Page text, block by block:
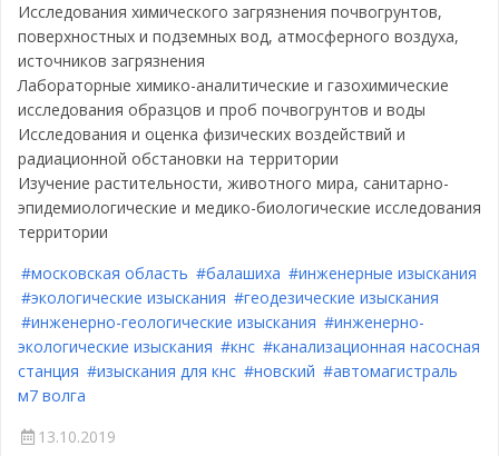
Исследования химического загрязнения почвогрунтов,
поверхностных и подземных вод, атмосферного воздуха,
источников загрязнения
Лабораторные химико-аналитические и газохимические
исследования образцов и проб почвогрунтов и воды
Исследования и оценка физических воздействий и
радиационной обстановки на территории
Изучение растительности, животного мира, санитарно-
эпидемиологические и медико-биологические исследования
территории
#московская область #балашиха #инженерные изыскания
#экологические изыскания #геодезические изыскания
#инженерно-геологические изыскания #инженерно-
экологические изыскания #кнс #канализационная насосная
станция #изыскания для кнс #новский #автомагистраль
м7 волга
13.10.2019